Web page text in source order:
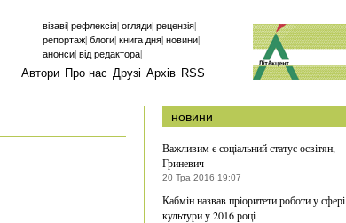
візаві| рефлексія| огляди| рецензія|
репортаж| блоги| книга дня| новини|
анонси| від редактора|
Автори Про нас Друзі Архів RSS
новини
Важливим є соціальний статус освітян, –
Гриневич
20 Тра 2016 19:07
Кабмін назвав пріоритети роботи у сфері
культури у 2016 році